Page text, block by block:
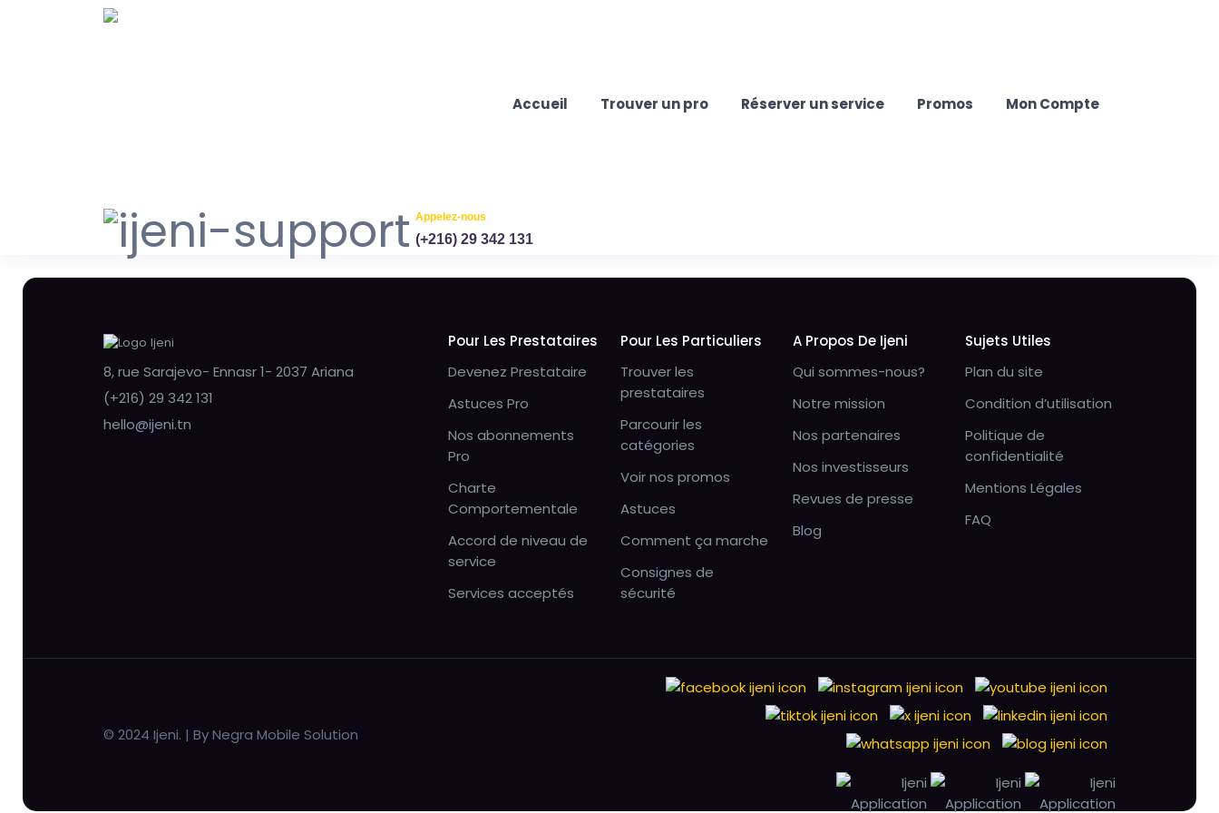
Accueil Trouver un pro Réserver un service Promos Mon Compte
Appelez-nous
(+216) 29 342 131
8, rue Sarajevo- Ennasr 1- 2037 Ariana
(+216) 29 342 131
hello@ijeni.tn
Pour Les Prestataires
Devenez Prestataire
Astuces Pro
Nos abonnements
Pro
Charte
Comportementale
Accord de niveau de
service
Services acceptés
Pour Les Particuliers
Trouver les
prestataires
Parcourir les
catégories
Voir nos promos
Astuces
Comment ça marche
Consignes de
sécurité
A Propos De Ijeni
Qui sommes-nous?
Notre mission
Nos partenaires
Nos investisseurs
Revues de presse
Blog
Sujets Utiles
Plan du site
Condition d’utilisation
Politique de
confidentialité
Mentions Légales
FAQ
© 2024 Ijeni. | By Negra Mobile Solution